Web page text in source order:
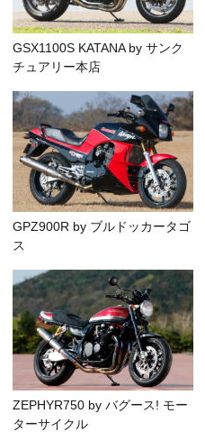
GSX1100S KATANA by サンク
チュアリー本店
GPZ900R by ブルドッカータゴ
ス
ZEPHYR750 by バグース! モー
ターサイクル